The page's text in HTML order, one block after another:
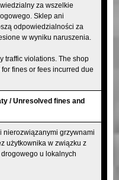
za wszelkie
Sklep ani
odpowiedzialności za
w wyniku naruszenia.
traffic violations. The shop
fines or fees incurred due
/ Unresolved fines and
nierozwiązanymi grzywnami
użytkownika w związku z
u lokalnych